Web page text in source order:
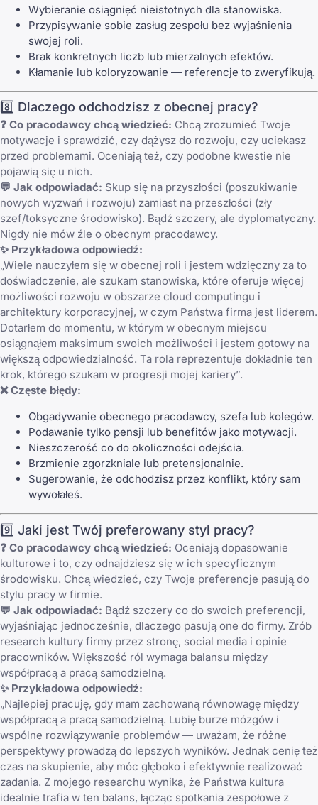
Wybieranie osiągnięć nieistotnych dla stanowiska.
Przypisywanie sobie zasług zespołu bez wyjaśnienia
swojej roli.
Brak konkretnych liczb lub mierzalnych efektów.
Kłamanie lub koloryzowanie — referencje to zweryfikują.
8️⃣ Dlaczego odchodzisz z obecnej pracy?
❓ Co pracodawcy chcą wiedzieć: Chcą zrozumieć Twoje
motywacje i sprawdzić, czy dążysz do rozwoju, czy uciekasz
przed problemami. Oceniają też, czy podobne kwestie nie
pojawią się u nich.
💬 Jak odpowiadać: Skup się na przyszłości (poszukiwanie
nowych wyzwań i rozwoju) zamiast na przeszłości (zły
szef/toksyczne środowisko). Bądź szczery, ale dyplomatyczny.
Nigdy nie mów źle o obecnym pracodawcy.
✨ Przykładowa odpowiedź:
„Wiele nauczyłem się w obecnej roli i jestem wdzięczny za to
doświadczenie, ale szukam stanowiska, które oferuje więcej
możliwości rozwoju w obszarze cloud computingu i
architektury korporacyjnej, w czym Państwa firma jest liderem.
Dotarłem do momentu, w którym w obecnym miejscu
osiągnąłem maksimum swoich możliwości i jestem gotowy na
większą odpowiedzialność. Ta rola reprezentuje dokładnie ten
krok, którego szukam w progresji mojej kariery”.
❌ Częste błędy:
Obgadywanie obecnego pracodawcy, szefa lub kolegów.
Podawanie tylko pensji lub benefitów jako motywacji.
Nieszczerość co do okoliczności odejścia.
Brzmienie zgorzkniale lub pretensjonalnie.
Sugerowanie, że odchodzisz przez konflikt, który sam
wywołałeś.
9️⃣ Jaki jest Twój preferowany styl pracy?
❓ Co pracodawcy chcą wiedzieć: Oceniają dopasowanie
kulturowe i to, czy odnajdziesz się w ich specyficznym
środowisku. Chcą wiedzieć, czy Twoje preferencje pasują do
stylu pracy w firmie.
💬 Jak odpowiadać: Bądź szczery co do swoich preferencji,
wyjaśniając jednocześnie, dlaczego pasują one do firmy. Zrób
research kultury firmy przez stronę, social media i opinie
pracowników. Większość ról wymaga balansu między
współpracą a pracą samodzielną.
✨ Przykładowa odpowiedź:
„Najlepiej pracuję, gdy mam zachowaną równowagę między
współpracą a pracą samodzielną. Lubię burze mózgów i
wspólne rozwiązywanie problemów — uważam, że różne
perspektywy prowadzą do lepszych wyników. Jednak cenię też
czas na skupienie, aby móc głęboko i efektywnie realizować
zadania. Z mojego researchu wynika, że Państwa kultura
idealnie trafia w ten balans, łącząc spotkania zespołowe z